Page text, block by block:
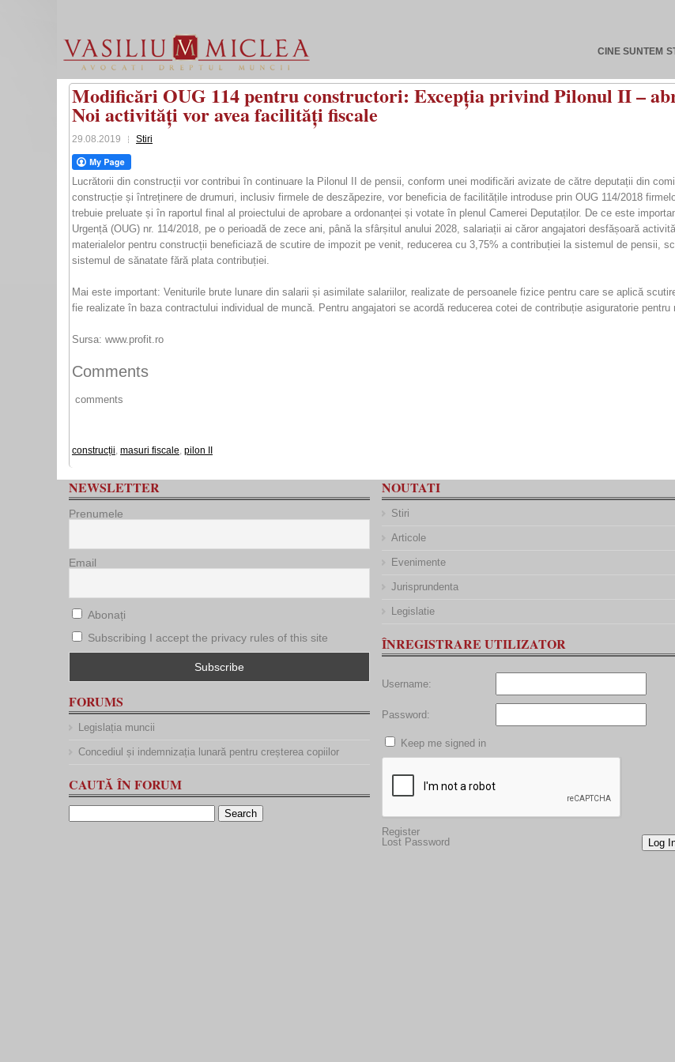
CINE SUNTEM
Modificări OUG 114 pentru constructori: Excepția privind Pilonul II –
Noi activități vor avea facilități fiscale
29.08.2019 Stiri
Lucrătorii din construcții vor contribui în continuare la Pilonul II de pensii, conform unei modificări avizate de către deputații din
construcție și întreținere de drumuri, inclusiv firmele de deszăpezire, vor beneficia de facilitățile introduse prin OUG 114/2018
trebuie preluate și în raportul final al proiectului de aprobare a ordonanței și votate în plenul Camerei Deputaților. De ce este
Urgență (OUG) nr. 114/2018, pe o perioadă de zece ani, până la sfârșitul anului 2028, salariații ai căror angajatori desfășoară
materialelor pentru construcții beneficiază de scutire de impozit pe venit, reducerea cu 3,75% a contribuției la sistemul de pensii,
sistemul de sănatate fără plata contribuției.
Mai este important: Veniturile brute lunare din salarii și asimilate salariilor, realizate de persoanele fizice pentru care se aplică
fie realizate în baza contractului individual de muncă. Pentru angajatori se acordă reducerea cotei de contribuție asiguratorie pentru
Sursa: www.profit.ro
Comments
comments
construcții, masuri fiscale, pilon II
NEWSLETTER
Prenumele
Email
Abonați
Subscribing I accept the privacy rules of this site
FORUMS
Legislația muncii
Concediul și indemnizația lunară pentru creșterea copiilor
CAUTĂ ÎN FORUM
NOUTATI
Stiri
Articole
Evenimente
Jurisprundenta
Legislatie
ÎNREGISTRARE UTILIZATOR
Username:
Password:
Keep me signed in
Log
Register
Lost Password